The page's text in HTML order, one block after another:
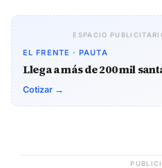
ESPACIO
EL FRENTE · PAUTA
Llega a más de 200 mil
Cotizar →